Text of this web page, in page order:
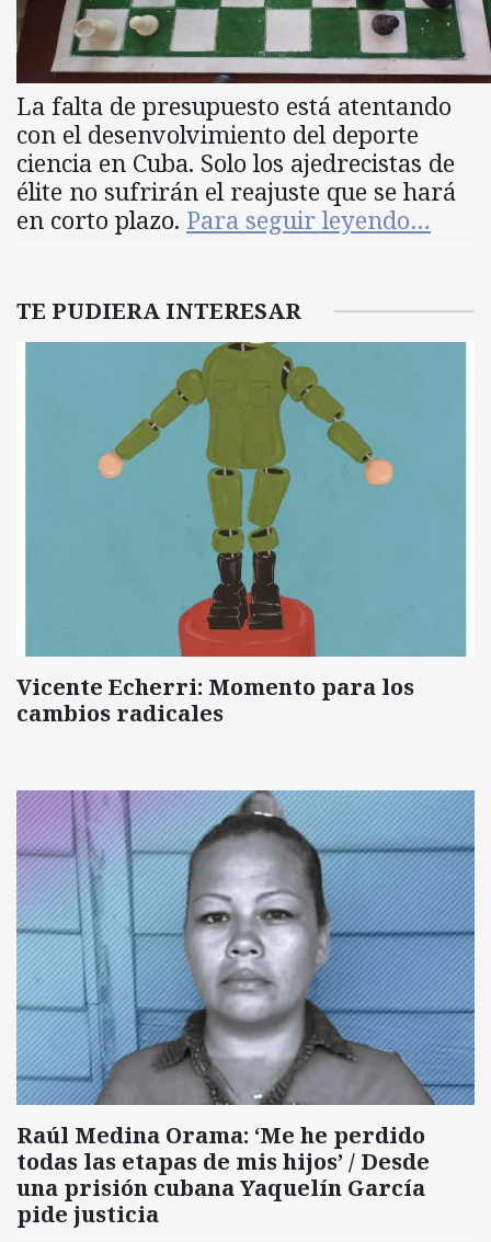
La falta de presupuesto está atentando
con el desenvolvimiento del deporte
ciencia en Cuba. Solo los ajedrecistas de
élite no sufrirán el reajuste que se hará
en corto plazo. Para seguir leyendo…
TE PUDIERA INTERESAR
Vicente Echerri: Momento para los
cambios radicales
Raúl Medina Orama: ‘Me he perdido
todas las etapas de mis hijos’ / Desde
una prisión cubana Yaquelín García
pide justicia